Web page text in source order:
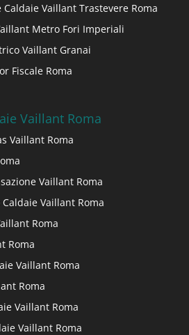
Caldaie Vaillant Trastevere Roma
Metro Fori Imperiali
Vaillant Granai
Fiscale Roma
Vaillant Roma
Vaillant Roma
Vaillant Roma
Vaillant Roma
Roma
Roma
Vaillant Roma
Roma
Vaillant Roma
Vaillant Roma